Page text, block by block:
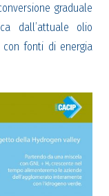
graduale
dall’attuale olio
con fonti di energia